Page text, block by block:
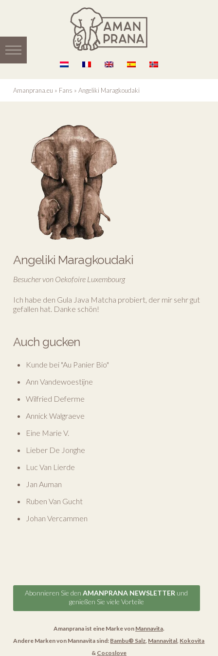
Amanprana.eu » Fans » Angeliki Maragkoudaki
Angeliki Maragkoudaki
Besucher von Oekofoire Luxembourg
Ich habe den Gula Java Matcha probiert, der mir sehr gut
gefallen hat. Danke schön!
Auch gucken
Kunde bei "Au Panier Bio"
Ann Vandewoestijne
Wilfried Deferme
Annick Walgraeve
Eine Marie V.
Lieber De Jonghe
Luc Van Lierde
Jan Auman
Ruben Van Gucht
Johan Vercammen
Abonnieren Sie denAMANPRANA NEWSLETTER und
genießen Sie viele Vorteile
Amanprana ist eine Marke von Mannavita.
Andere Marken von Mannavita sind: Bambu® Salz, Mannavital, Kokovita
& Cocoslove